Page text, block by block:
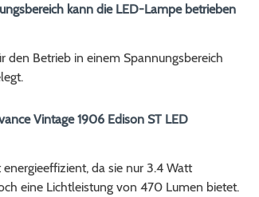
kann die LED-Lampe betrieben
den Betrieb in einem Spannungsbereich
Vintage 1906 Edison ST LED
energieeffizient, da sie nur 3.4 Watt
eine Lichtleistung von 470 Lumen bietet.